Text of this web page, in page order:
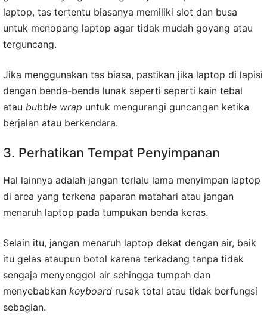
laptop, tas tertentu biasanya memiliki slot dan busa
untuk menopang laptop agar tidak mudah goyang atau
terguncang.
Jika menggunakan tas biasa, pastikan jika laptop di lapisi
dengan benda-benda lunak seperti seperti kain tebal
atau bubble wrap untuk mengurangi guncangan ketika
berjalan atau berkendara.
3. Perhatikan Tempat Penyimpanan
Hal lainnya adalah jangan terlalu lama menyimpan laptop
di area yang terkena paparan matahari atau jangan
menaruh laptop pada tumpukan benda keras.
Selain itu, jangan menaruh laptop dekat dengan air, baik
itu gelas ataupun botol karena terkadang tanpa tidak
sengaja menyenggol air sehingga tumpah dan
menyebabkan keyboard rusak total atau tidak berfungsi
sebagian.